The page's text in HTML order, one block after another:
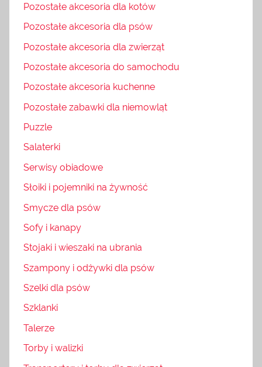
Pozostałe akcesoria dla kotów
Pozostałe akcesoria dla psów
Pozostałe akcesoria dla zwierząt
Pozostałe akcesoria do samochodu
Pozostałe akcesoria kuchenne
Pozostałe zabawki dla niemowląt
Puzzle
Salaterki
Serwisy obiadowe
Słoiki i pojemniki na żywność
Smycze dla psów
Sofy i kanapy
Stojaki i wieszaki na ubrania
Szampony i odżywki dla psów
Szelki dla psów
Szklanki
Talerze
Torby i walizki